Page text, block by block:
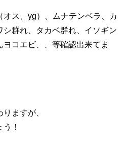
ス、yg）、ムナテンベラ、カ
シ群れ、タカベ群れ、イソギン
コエビ、、等確認出来てま
ますが、
！